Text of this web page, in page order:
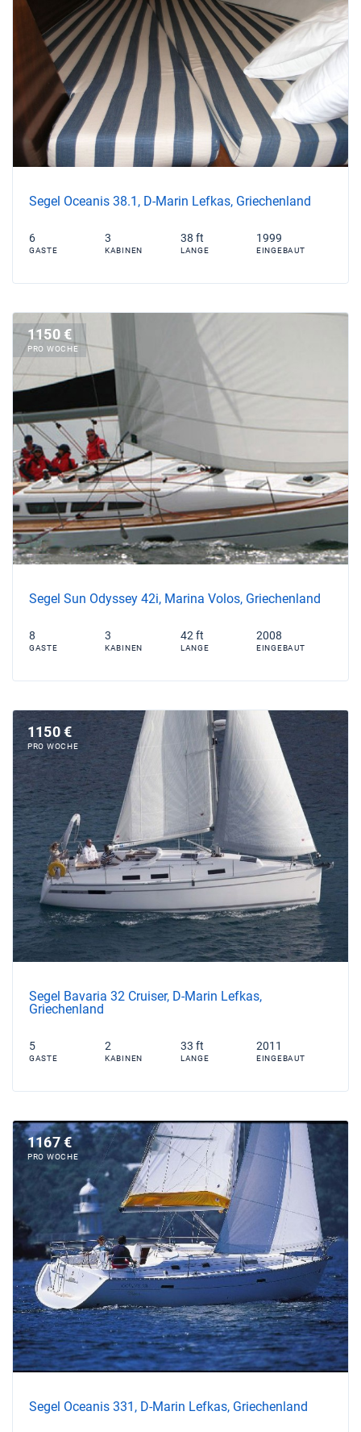
Segel Oceanis 38.1, D-Marin Lefkas, Griechenland
6
GASTE
3
KABINEN
38 ft
LANGE
1999
EINGEBAUT
1150 €
PRO WOCHE
Segel Sun Odyssey 42i, Marina Volos, Griechenland
8
GASTE
3
KABINEN
42 ft
LANGE
2008
EINGEBAUT
1150 €
PRO WOCHE
Segel Bavaria 32 Cruiser, D-Marin Lefkas,
Griechenland
5
GASTE
2
KABINEN
33 ft
LANGE
2011
EINGEBAUT
1167 €
PRO WOCHE
Segel Oceanis 331, D-Marin Lefkas, Griechenland